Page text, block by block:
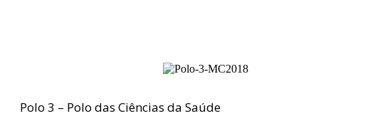
Polo 3 – Polo das Ciências da Saúde